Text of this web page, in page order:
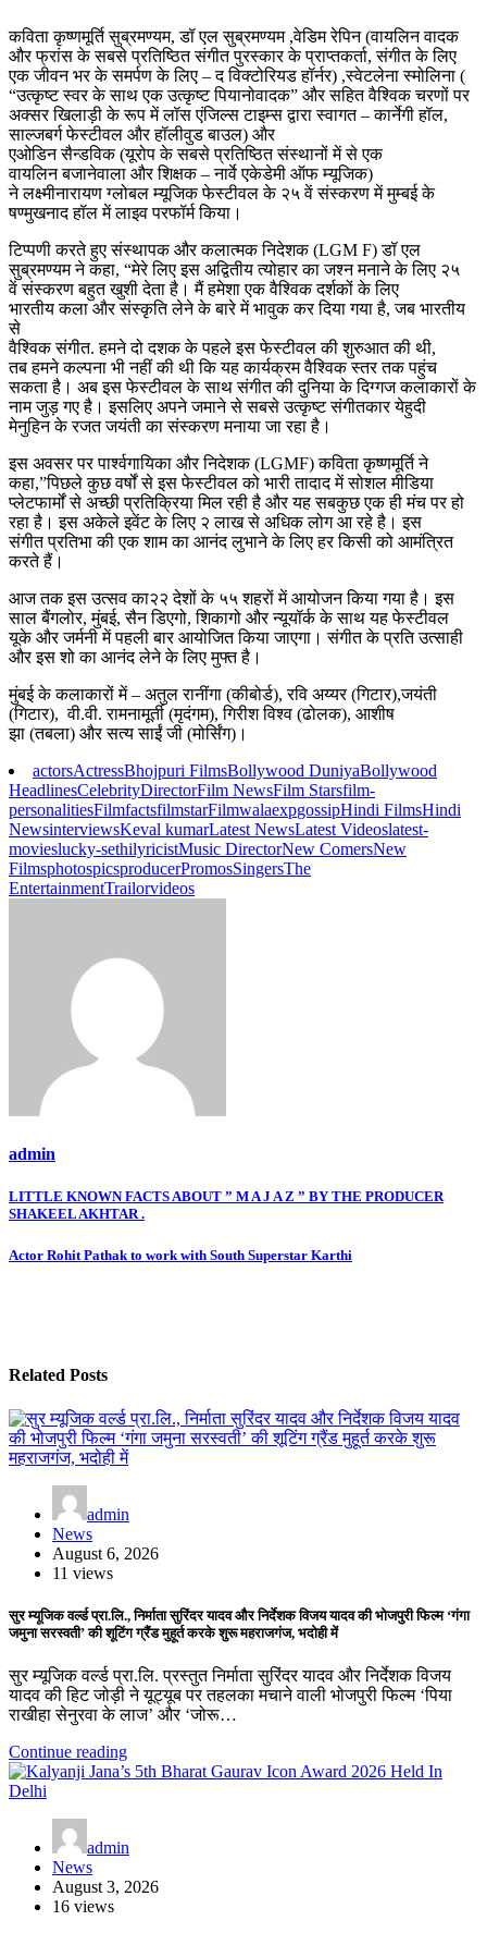
कविता कृष्णमूर्ति सुब्रमण्यम, डॉ एल सुब्रमण्यम ,वेडिम रेपिन (वायलिन वादक
और फ्रांस के सबसे प्रतिष्ठित संगीत पुरस्कार के प्राप्तकर्ता, संगीत के लिए
एक जीवन भर के समर्पण के लिए – द विक्टोरियड हॉर्नर) ,स्वेटलेना स्मोलिना (
“उत्कृष्ट स्वर के साथ एक उत्कृष्ट पियानोवादक” और सहित वैश्विक चरणों पर
अक्सर खिलाड़ी के रूप में लॉस एंजिल्स टाइम्स द्वारा स्वागत – कार्नेगी हॉल,
साल्जबर्ग फेस्टीवल और हॉलीवुड बाउल) और
एओडिन सैन्डविक (यूरोप के सबसे प्रतिष्ठित संस्थानों में से एक
वायलिन बजानेवाला और शिक्षक – नार्वे एकेडेमी ऑफ म्यूजिक)
ने लक्ष्मीनारायण ग्लोबल म्यूजिक फेस्टीवल के २५ वें संस्करण में मुम्बई के
षण्मुखनाद हॉल में लाइव परफॉर्म किया।
टिप्पणी करते हुए संस्थापक और कलात्मक निदेशक (LGM F) डॉ एल
सुब्रमण्यम ने कहा, “मेरे लिए इस अद्वितीय त्योहार का जश्न मनाने के लिए २५
वें संस्करण बहुत खुशी देता है। मैं हमेशा एक वैश्विक दर्शकों के लिए
भारतीय कला और संस्कृति लेने के बारे में भावुक कर दिया गया है, जब भारतीय
से
वैश्विक संगीत. हमने दो दशक के पहले इस फेस्टीवल की शुरुआत की थी,
तब हमने कल्पना भी नहीं की थी कि यह कार्यक्रम वैश्विक स्तर तक पहुंच
सकता है। अब इस फेस्टीवल के साथ संगीत की दुनिया के दिग्गज कलाकारों के
नाम जुड़ गए है। इसलिए अपने जमाने से सबसे उत्कृष्ट संगीतकार येहुदी
मेनुहिन के रजत जयंती का संस्करण मनाया जा रहा है।
इस अवसर पर पार्श्वगायिका और निदेशक (LGMF) कविता कृष्णमूर्ति ने
कहा,”पिछले कुछ वर्षों से इस फेस्टीवल को भारी तादाद में सोशल मीडिया
प्लेटफार्मों से अच्छी प्रतिक्रिया मिल रही है और यह सबकुछ एक ही मंच पर हो
रहा है। इस अकेले इवेंट के लिए २ लाख से अधिक लोग आ रहे है। इस
संगीत प्रतिभा की एक शाम का आनंद लुभाने के लिए हर किसी को आमंत्रित
करते हैं।
आज तक इस उत्सव का२२ देशों के ५५ शहरों में आयोजन किया गया है। इस
साल बैंगलोर, मुंबई, सैन डिएगो, शिकागो और न्यूयॉर्क के साथ यह फेस्टीवल
यूके और जर्मनी में पहली बार आयोजित किया जाएगा। संगीत के प्रति उत्साही
और इस शो का आनंद लेने के लिए मुफ्त है।
मुंबई के कलाकारों में – अतुल रानींगा (कीबोर्ड), रवि अय्यर (गिटार),जयंती
(गिटार), वी.वी. रामनामूर्ती (मृदंगम), गिरीश विश्व (ढोलक), आशीष
झा (तबला) और सत्य साईं जी (मोर्सिंग)।
actorsActressBhojpuri FilmsBollywood DuniyaBollywood
HeadlinesCelebrityDirectorFilm NewsFilm Starsfilm-
personalitiesFilmfactsfilmstarFilmwalaexpgossipHindi FilmsHindi
NewsinterviewsKeval kumarLatest NewsLatest Videoslatest-
movieslucky-sethilyricistMusic DirectorNew ComersNew
FilmsphotospicsproducerPromosSingersThe
EntertainmentTrailorvideos
admin
Post
navigation
LITTLE KNOWN FACTS ABOUT ” M A J A Z ” BY THE PRODUCER
SHAKEEL AKHTAR .
Actor Rohit Pathak to work with South Superstar Karthi
Related Posts
admin
News
August 6, 2026
11 views
सुर म्यूजिक वर्ल्ड प्रा.लि., निर्माता सुरिंदर यादव और निर्देशक विजय यादव की भोजपुरी फिल्म ‘गंगा
जमुना सरस्वती’ की शूटिंग ग्रैंड मुहूर्त करके शुरू महराजगंज, भदोही में
सुर म्यूजिक वर्ल्ड प्रा.लि. प्रस्तुत निर्माता सुरिंदर यादव और निर्देशक विजय
यादव की हिट जोड़ी ने यूट्यूब पर तहलका मचाने वाली भोजपुरी फिल्म ‘पिया
राखीहा सेनुरवा के लाज’ और ‘जोरू…
Continue reading
admin
News
August 3, 2026
16 views